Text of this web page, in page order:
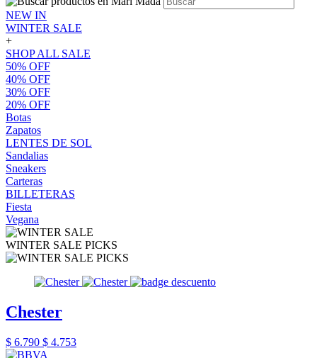
NEW IN
WINTER SALE
+
SHOP ALL SALE
50% OFF
40% OFF
30% OFF
20% OFF
Botas
Zapatos
LENTES DE SOL
Sandalias
Sneakers
Carteras
BILLETERAS
Fiesta
Vegana
WINTER SALE PICKS
Chester
$ 6.790 $ 4.753